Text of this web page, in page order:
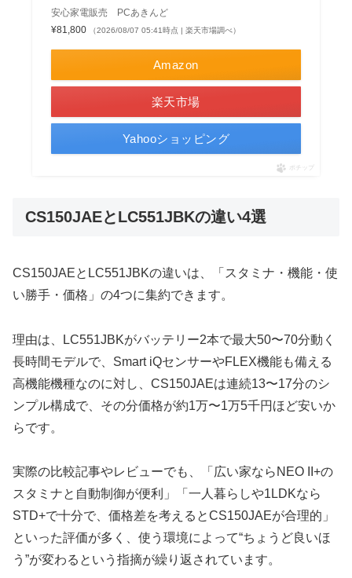
安心家電販売 PCあきんど
¥81,800
（2026/08/07 05:41時点 | 楽天市場調べ）
Amazon
楽天市場
Yahooショッピング
ポチップ
CS150JAEとLC551JBKの違い4選
CS150JAEとLC551JBKの違いは、「スタミナ・機能・使
い勝手・価格」の4つに集約できます。
理由は、LC551JBKがバッテリー2本で最大50〜70分動く
長時間モデルで、Smart iQセンサーやFLEX機能も備える
高機能機種なのに対し、CS150JAEは連続13〜17分のシ
ンプル構成で、その分価格が約1万〜1万5千円ほど安いか
らです。
実際の比較記事やレビューでも、「広い家ならNEO II+の
スタミナと自動制御が便利」「一人暮らしや1LDKなら
STD+で十分で、価格差を考えるとCS150JAEが合理的」
といった評価が多く、使う環境によって“ちょうど良いほ
う”が変わるという指摘が繰り返されています。